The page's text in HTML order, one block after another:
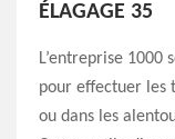
ÉLAGAGE 35
L’entreprise 1000
pour effectuer les
ou dans les